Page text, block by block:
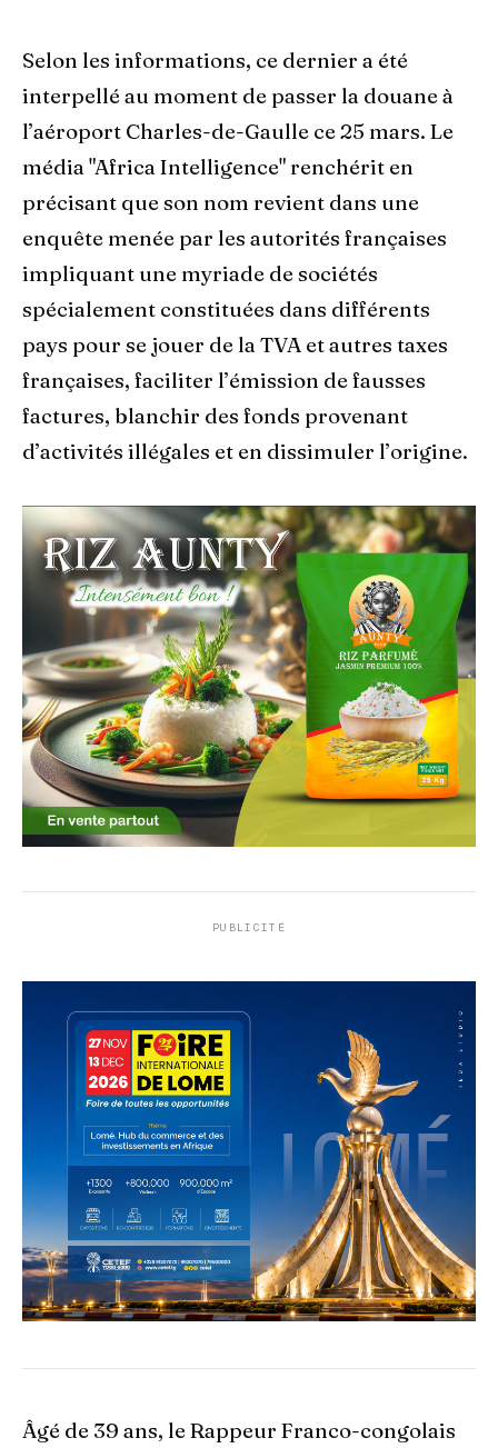
Selon les informations, ce dernier a été
interpellé au moment de passer la douane à
l’aéroport Charles-de-Gaulle ce 25 mars. Le
média "Africa Intelligence" renchérit en
précisant que son nom revient dans une
enquête menée par les autorités françaises
impliquant une myriade de sociétés
spécialement constituées dans différents
pays pour se jouer de la TVA et autres taxes
françaises, faciliter l’émission de fausses
factures, blanchir des fonds provenant
d’activités illégales et en dissimuler l’origine.
PUBLICITÉ
Âgé de 39 ans, le Rappeur Franco-congolais